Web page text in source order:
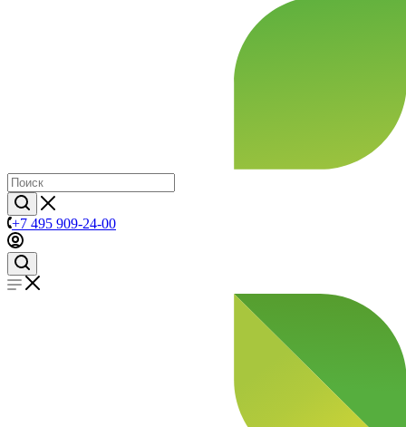
+7 495 909-24-00